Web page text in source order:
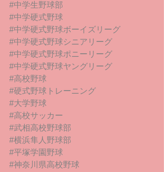
#中学生野球部
#中学硬式野球
#中学硬式野球ボーイズリーグ
#中学硬式野球シニアリーグ
#中学硬式野球ポニーリーグ
#中学硬式野球ヤングリーグ
#高校野球
#硬式野球トレーニング
#大学野球
#高校サッカー
#武相高校野球部
#横浜隼人野球部
#平塚学園野球
#神奈川県高校野球